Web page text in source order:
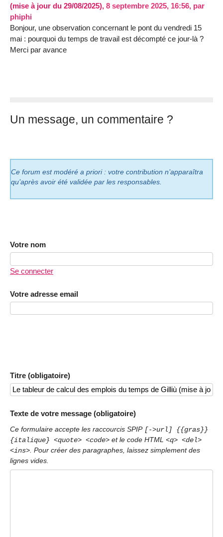
(mise à jour du 29/08/2025), 8 septembre 2025, 16:56, par
phiphi
Bonjour, une observation concernant le pont du vendredi 15
mai : pourquoi du temps de travail est décompté ce jour-là ?
Merci par avance
Un message, un commentaire ?
Ce forum est modéré a priori : votre contribution n’apparaîtra
qu’après avoir été validée par les responsables.
Votre nom
Se connecter
Votre adresse email
Titre (obligatoire)
Texte de votre message (obligatoire)
Ce formulaire accepte les raccourcis SPIP [->url] {{gras}}
{italique} <quote> <code> et le code HTML <q> <del>
<ins> . Pour créer des paragraphes, laissez simplement des
lignes vides.